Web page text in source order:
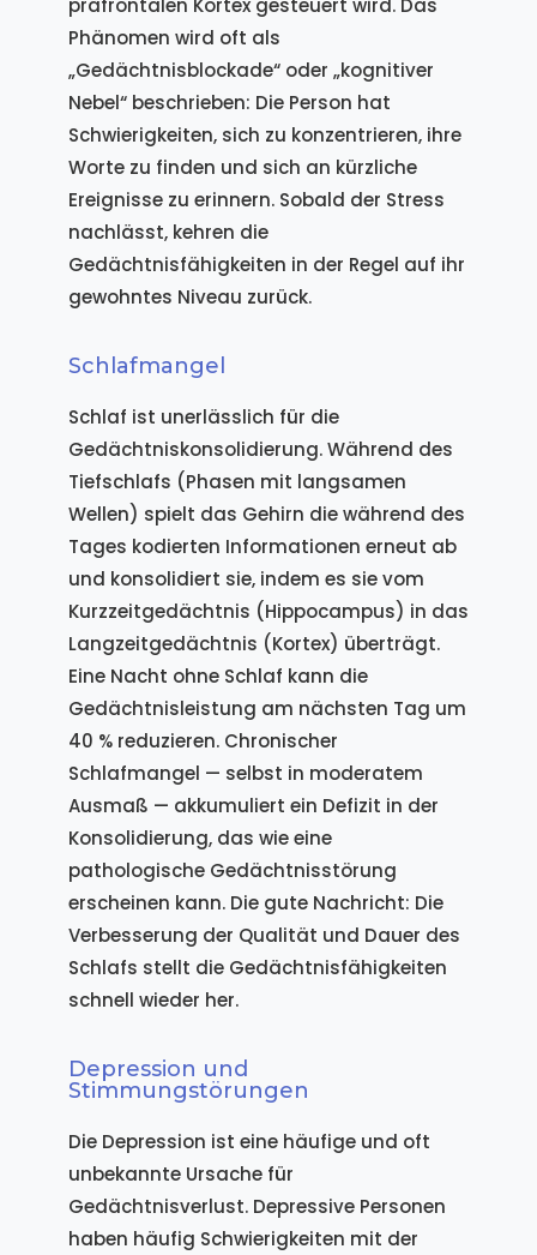
präfrontalen Kortex gesteuert wird. Das
Phänomen wird oft als
„Gedächtnisblockade“ oder „kognitiver
Nebel“ beschrieben: Die Person hat
Schwierigkeiten, sich zu konzentrieren, ihre
Worte zu finden und sich an kürzliche
Ereignisse zu erinnern. Sobald der Stress
nachlässt, kehren die
Gedächtnisfähigkeiten in der Regel auf ihr
gewohntes Niveau zurück.
Schlafmangel
Schlaf ist unerlässlich für die
Gedächtniskonsolidierung. Während des
Tiefschlafs (Phasen mit langsamen
Wellen) spielt das Gehirn die während des
Tages kodierten Informationen erneut ab
und konsolidiert sie, indem es sie vom
Kurzzeitgedächtnis (Hippocampus) in das
Langzeitgedächtnis (Kortex) überträgt.
Eine Nacht ohne Schlaf kann die
Gedächtnisleistung am nächsten Tag um
40 % reduzieren. Chronischer
Schlafmangel — selbst in moderatem
Ausmaß — akkumuliert ein Defizit in der
Konsolidierung, das wie eine
pathologische Gedächtnisstörung
erscheinen kann. Die gute Nachricht: Die
Verbesserung der Qualität und Dauer des
Schlafs stellt die Gedächtnisfähigkeiten
schnell wieder her.
Depression und
Stimmungstörungen
Die Depression ist eine häufige und oft
unbekannte Ursache für
Gedächtnisverlust. Depressive Personen
haben häufig Schwierigkeiten mit der